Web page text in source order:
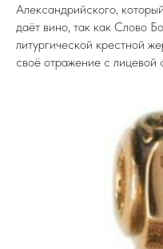
Александрийского,
даёт вино, так как Слово
литургической крестной
своё отражение с лицевой